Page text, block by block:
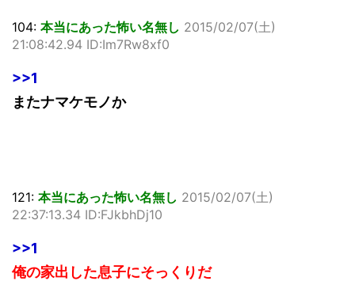
104: 本当にあった怖い名無し 2015/02/07(土)
21:08:42.94 ID:Im7Rw8xf0
>>1
またナマケモノか
121: 本当にあった怖い名無し 2015/02/07(土)
22:37:13.34 ID:FJkbhDj10
>>1
俺の家出した息子にそっくりだ